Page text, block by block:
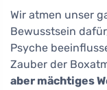
Wir atmen unser
Bewusstsein
Psyche
Zauber der
aber mächtiges